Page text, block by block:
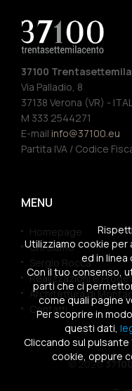
37100
Via Palladio, 8
37138 Verona (VR) -
M 333 2544271
E-mail info@37100.eu
Partita IVA / Codice
MENU
Homepage
Chi siamo
Sergio Rocca
Realizzazioni e
Architettura di
Contatti
© 2026
Utilizziamo cookie per
ed in
Con il tuo consenso,
parti che ci
come quali pagine
Per scoprire in
questi dati,
Cliccando sul pulsante
cookie, oppure